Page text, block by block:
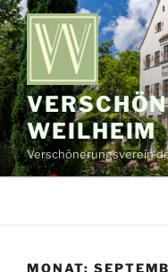
Zum
Inhalt
springen
WEILHEIM
Verschönerungsverein
MONAT: